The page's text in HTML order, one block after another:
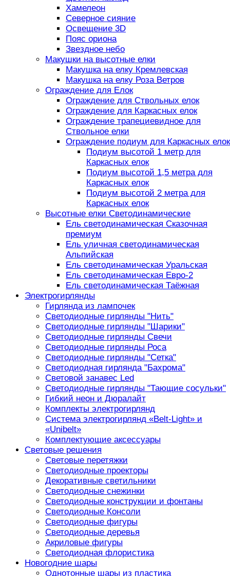
Хамелеон
Северное сияние
Освещение 3D
Пояс ориона
Звездное небо
Макушки на высотные елки
Макушка на елку Кремлевская
Макушка на елку Роза Ветров
Ограждение для Елок
Ограждение для Ствольных елок
Ограждение для Каркасных елок
Ограждение трапециевидное для
Ствольное елки
Ограждение подиум для Каркасных елок
Подиум высотой 1 метр для
Каркасных елок
Подиум высотой 1,5 метра для
Каркасных елок
Подиум высотой 2 метра для
Каркасных елок
Высотные елки Светодинамические
Ель светодинамическая Сказочная
премиум
Ель уличная светодинамическая
Альпийская
Ель светодинамическая Уральская
Ель светодинамическая Евро-2
Ель светодинамическая Таёжная
Электрогирлянды
Гирлянда из лампочек
Светодиодные гирлянды "Нить"
Светодиодные гирлянды "Шарики"
Светодиодные гирлянды Свечи
Светодиодные гирлянды Роса
Светодиодные гирлянды "Сетка"
Светодиодная гирлянда "Бахрома"
Световой занавес Led
Светодиодные гирлянды "Тающие сосульки"
Гибкий неон и Дюралайт
Комплекты электрогирлянд
Система электрогирлянд «Belt-Light» и
«Unibelt»
Комплектующие аксессуары
Световые решения
Световые перетяжки
Светодиодные проекторы
Декоративные светильники
Светодиодные снежинки
Светодиодные конструкции и фонтаны
Светодиодные Консоли
Светодиодные фигуры
Светодиодные деревья
Акриловые фигуры
Светодиодная флористика
Новогодние шары
Однотонные шары из пластика